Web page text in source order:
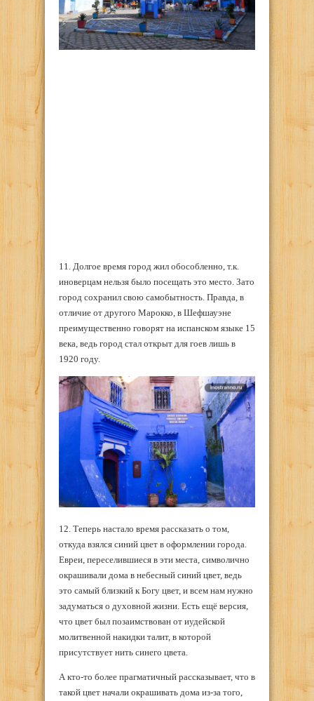
11. Долгое время город жил обособленно, т.к.
иноверцам нельзя было посещать это место. Зато
город сохранил свою самобытность. Правда, в
отличие от другого Марокко, в Шефшауэне
преимущественно говорят на испанском языке 15
века, ведь город стал открыт для гоев лишь в
1920 году.
12. Теперь настало время рассказать о том,
откуда взялся синий цвет в оформлении города.
Евреи, переселившиеся в эти места, символично
окрашивали дома в небесный синий цвет, ведь
это самый близкий к Богу цвет, и всем нам нужно
задуматься о духовной жизни. Есть ещё версия,
что цвет был позаимствован от иудейской
молитвенной накидки талит, в которой
присутствует нить синего цвета.
А кто-то более прагматичный рассказывает, что в
такой цвет начали окрашивать дома из-за того,